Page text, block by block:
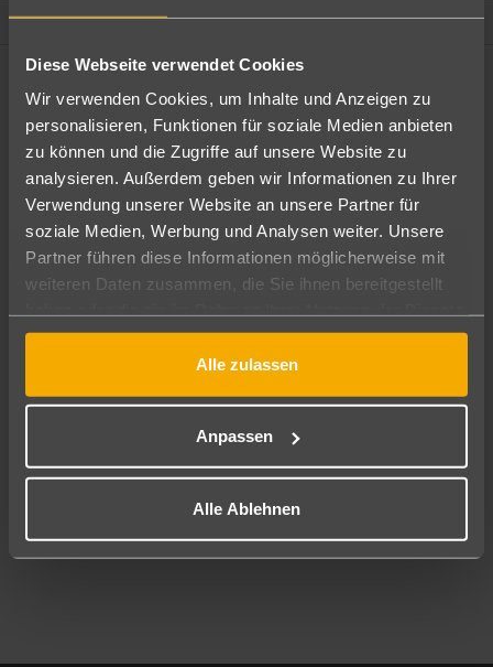
Diese Webseite verwendet Cookies
Wir verwenden Cookies, um Inhalte und Anzeigen zu
personalisieren, Funktionen für soziale Medien anbieten
zu können und die Zugriffe auf unsere Website zu
analysieren. Außerdem geben wir Informationen zu Ihrer
Verwendung unserer Website an unsere Partner für
soziale Medien, Werbung und Analysen weiter. Unsere
Partner führen diese Informationen möglicherweise mit
weiteren Daten zusammen, die Sie ihnen bereitgestellt
gesammelt haben.
Alle zulassen
Anpassen
Alle Ablehnen
Lage und Umgebung
Angebote filtern
Ändere die Kriterien nach deinen Wünschen
Pauschal Nur Hotel
Abflughafen
Reisezeitraum
11.08.26–09.08.27 7-21 Nächte
2 Erwachsene Keine Kinder